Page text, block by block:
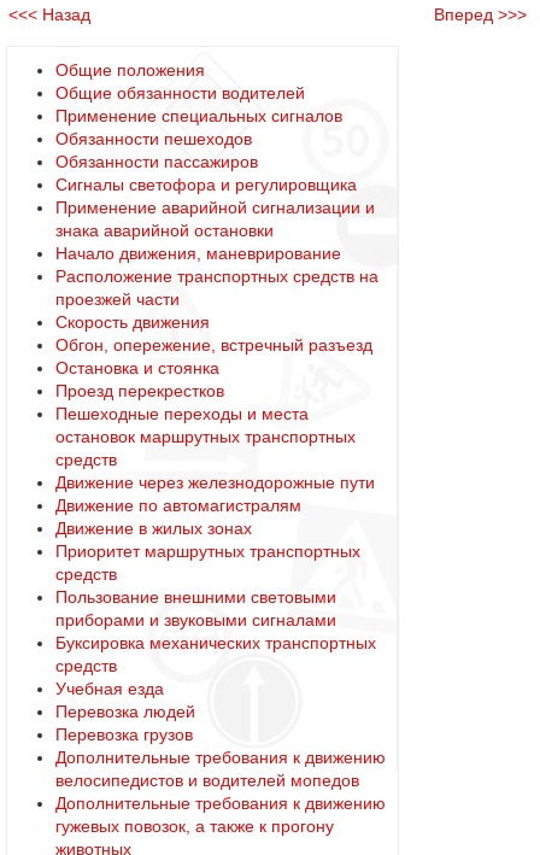
<<< Назад Вперед >>>
Общие положения
Общие обязанности водителей
Применение специальных сигналов
Обязанности пешеходов
Обязанности пассажиров
Сигналы светофора и регулировщика
Применение аварийной сигнализации и
знака аварийной остановки
Начало движения, маневрирование
Расположение транспортных средств на
проезжей части
Скорость движения
Обгон, опережение, встречный разъезд
Остановка и стоянка
Проезд перекрестков
Пешеходные переходы и места
остановок маршрутных транспортных
средств
Движение через железнодорожные пути
Движение по автомагистралям
Движение в жилых зонах
Приоритет маршрутных транспортных
средств
Пользование внешними световыми
приборами и звуковыми сигналами
Буксировка механических транспортных
средств
Учебная езда
Перевозка людей
Перевозка грузов
Дополнительные требования к движению
велосипедистов и водителей мопедов
Дополнительные требования к движению
гужевых повозок, а также к прогону
животных